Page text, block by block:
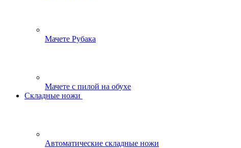
Мачете Рубака
Мачете с пилой на обухе
Складные ножи
Автоматические складные ножи